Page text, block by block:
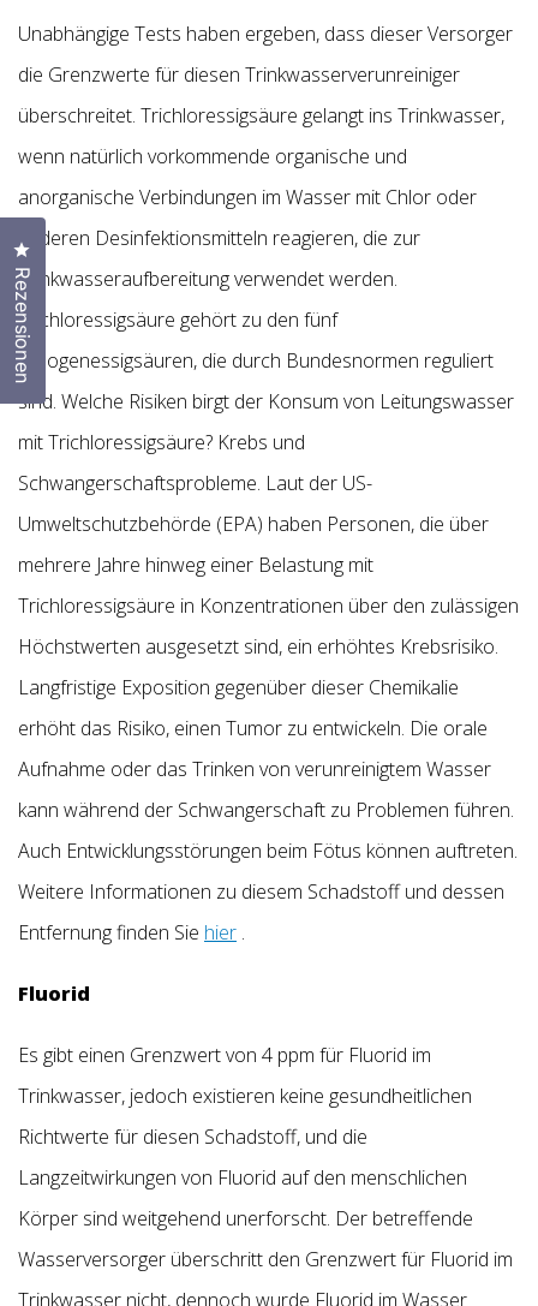
Unabhängige Tests haben ergeben, dass dieser Versorger
die Grenzwerte für diesen Trinkwasserverunreiniger
überschreitet. Trichloressigsäure gelangt ins Trinkwasser,
wenn natürlich vorkommende organische und
anorganische Verbindungen im Wasser mit Chlor oder
anderen Desinfektionsmitteln reagieren, die zur
Trinkwasseraufbereitung verwendet werden.
Trichloressigsäure gehört zu den fünf
Halogenessigsäuren, die durch Bundesnormen reguliert
sind. Welche Risiken birgt der Konsum von Leitungswasser
mit Trichloressigsäure? Krebs und
Schwangerschaftsprobleme. Laut der US-
Umweltschutzbehörde (EPA) haben Personen, die über
mehrere Jahre hinweg einer Belastung mit
Trichloressigsäure in Konzentrationen über den zulässigen
Höchstwerten ausgesetzt sind, ein erhöhtes Krebsrisiko.
Langfristige Exposition gegenüber dieser Chemikalie
erhöht das Risiko, einen Tumor zu entwickeln. Die orale
Aufnahme oder das Trinken von verunreinigtem Wasser
kann während der Schwangerschaft zu Problemen führen.
Auch Entwicklungsstörungen beim Fötus können auftreten.
Weitere Informationen zu diesem Schadstoff und dessen
Entfernung finden Sie hier .
Fluorid
Es gibt einen Grenzwert von 4 ppm für Fluorid im
Trinkwasser, jedoch existieren keine gesundheitlichen
Richtwerte für diesen Schadstoff, und die
Langzeitwirkungen von Fluorid auf den menschlichen
Körper sind weitgehend unerforscht. Der betreffende
Wasserversorger überschritt den Grenzwert für Fluorid im
Trinkwasser nicht, dennoch wurde Fluorid im Wasser
Rezensionen
Klicken Sie, um den Bewertungsdialog zu öffnen